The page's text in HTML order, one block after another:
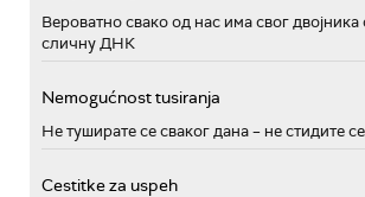
Вероватно свако од нас има свог двојника
сличну ДНК
Nemogućnost tusiranja
Не туширате се сваког дана – не стидите
Cestitke za uspeh